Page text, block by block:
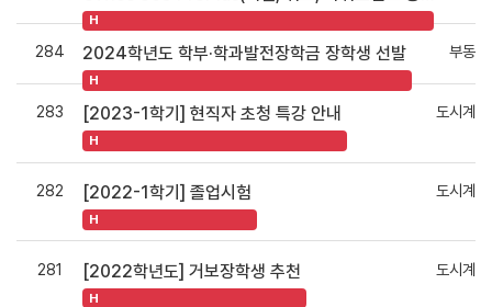
H
284 2024학년도 학부·학과발전장학금 장학생 선발
H
부동
283 [2023-1학기] 현직자 초청 특강 안내
H
도시계
282 [2022-1학기] 졸업시험
H
도시계
281 [2022학년도] 거보장학생 추천
H
도시계